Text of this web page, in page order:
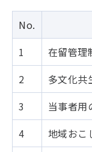
No.
1
在留管理
2
多文化共
3
当事者用
4
地域おこ